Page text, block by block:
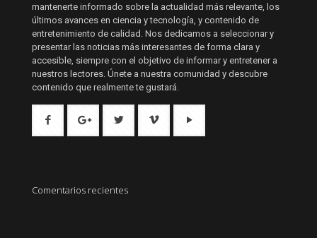
mantenerte informado sobre la actualidad más relevante, los
últimos avances en ciencia y tecnología, y contenido de
entretenimiento de calidad. Nos dedicamos a seleccionar y
presentar las noticias más interesantes de forma clara y
accesible, siempre con el objetivo de informar y entretener a
nuestros lectores. Únete a nuestra comunidad y descubre
contenido que realmente te gustará.
Comentarios recientes